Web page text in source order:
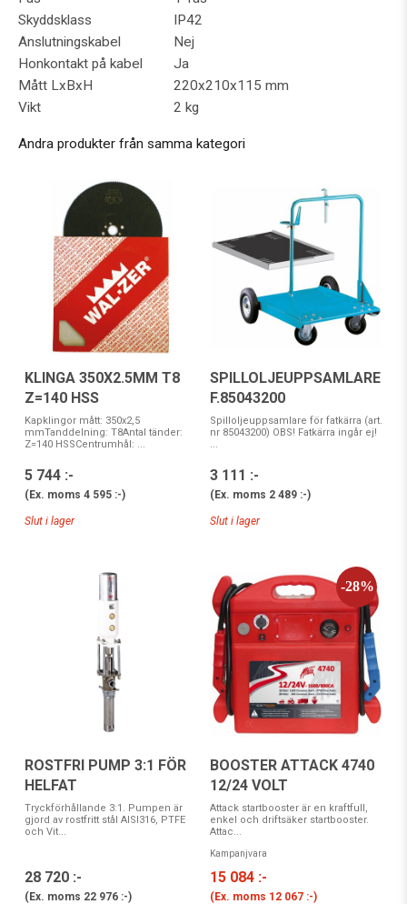
Skyddsklass
IP42
Anslutningskabel
Nej
Honkontakt på kabel
Ja
Mått LxBxH
220x210x115 mm
Vikt
2 kg
Andra produkter från samma kategori
KLINGA 350X2.5MM T8
Z=140 HSS
Kapklingor mått: 350x2,5
mmTanddelning: T8Antal tänder:
Z=140 HSSCentrumhål: ...
5 744 :-
(Ex. moms 4 595 :-)
Slut i lager
SPILLOLJEUPPSAMLARE
F.85043200
Spilloljeuppsamlare för fatkärra (art.
nr 85043200) OBS! Fatkärra ingår ej!
...
3 111 :-
(Ex. moms 2 489 :-)
Slut i lager
ROSTFRI PUMP 3:1 FÖR
HELFAT
Tryckförhållande 3:1. Pumpen är
gjord av rostfritt stål AISI316, PTFE
och Vit...
28 720 :-
(Ex. moms 22 976 :-)
BOOSTER ATTACK 4740
12/24 VOLT
Attack startbooster är en kraftfull,
enkel och driftsäker startbooster.
Attac...
Kampanjvara
15 084 :-
(Ex. moms 12 067 :-)